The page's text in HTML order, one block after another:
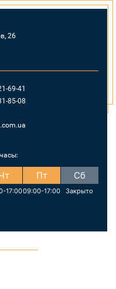
26
69-41
85-08
17:00
Пт
09:00-17:00
Сб
Закрыто